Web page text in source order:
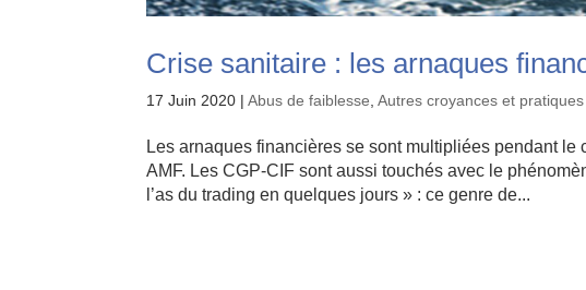
Crise sanitaire : les arnaques
17 Juin 2020 |Abus de faiblesse ,Autres croyances et pratiques
Les arnaques financières se sont multipliées pendant
AMF. Les CGP-CIF sont aussi touchés avec le
l’as du trading en quelques jours » : ce genre de...